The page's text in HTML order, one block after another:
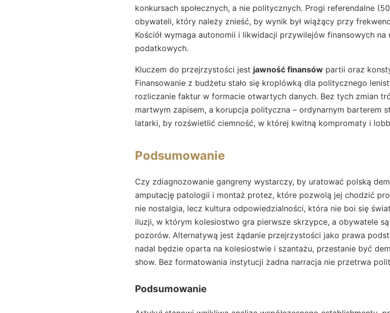
konkursach społecznych, a nie politycznych. Progi referendalne
obywateli, który należy znieść, by wynik był wiążący przy
Kościół wymaga autonomii i likwidacji przywilejów finansowych
podatkowych.
Kluczem do przejrzystości jest jawność finansów partii oraz
Finansowanie z budżetu stało się kroplówką dla politycznego
rozliczanie faktur w formacie otwartych danych. Bez tych zmian
martwym zapisem, a korupcja polityczna – ordynarnym barterem
latarki, by rozświetlić ciemność, w której kwitną kompromaty i
Podsumowanie
Czy zdiagnozowanie gangreny wystarczy, by uratować polską
amputację patologii i montaż protez, które pozwolą jej chodzić
nie nostalgia, lecz kultura odpowiedzialności, która nie boi się
iluzji, w którym kolesiostwo gra pierwsze skrzypce, a obywatele
pozorów. Alternatywą jest żądanie przejrzystości jako prawa
nadal będzie oparta na kolesiostwie i szantażu, przestanie być
show. Bez formatowania instytucji żadna narracja nie przetrwa
Podsumowanie